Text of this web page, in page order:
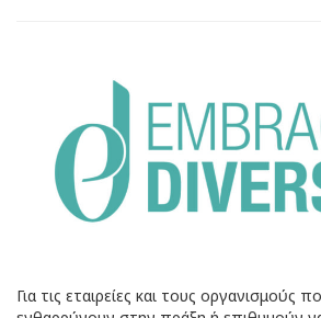
Για τις εταιρείες και τους οργανισμούς